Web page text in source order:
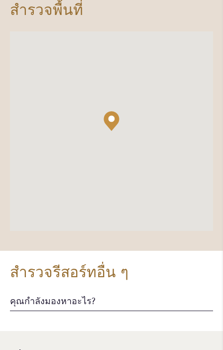
สำรวจพื้นที่
สำรวจรีสอร์ทอื่น ๆ